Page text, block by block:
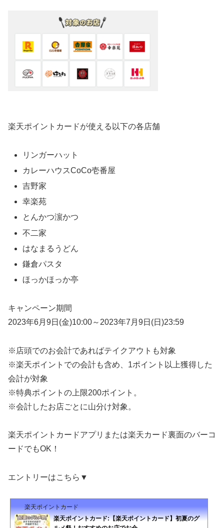
楽天ポイントカードが使える以下の各店舗
リンガーハット
カレーハウスCoCo壱番屋
吉野家
幸楽苑
とんかつ濵かつ
不二家
はなまるうどん
鎌倉パスタ
ほっかほっか亭
キャンペーン期間
2023年6月9日(金)10:00～2023年7月9日(日)23:59
※店頭でのお会計であればテイクアウトも対象
※楽天ポイントでの会計も含め、1ポイント以上獲得した
会計が対象
※特典ポイントの上限200ポイント。
※会計したお店ごとに山分け対象。
楽天ポイントカードアプリ または楽天カード裏面のバーコ
ードでもOK！
エントリーはこちら▼
楽天ポイントカード
楽天ポイントカード:【楽天ポイントカード】初夏のグ